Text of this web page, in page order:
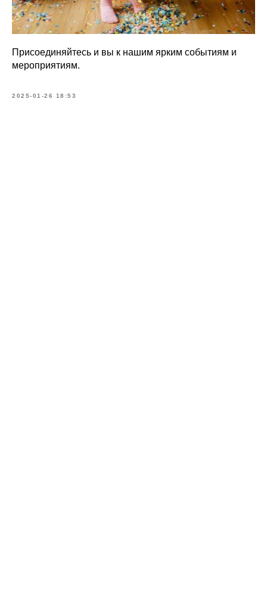
Присоединяйтесь и вы к нашим ярким событиям и
мероприятиям.
2025-01-26 18:53